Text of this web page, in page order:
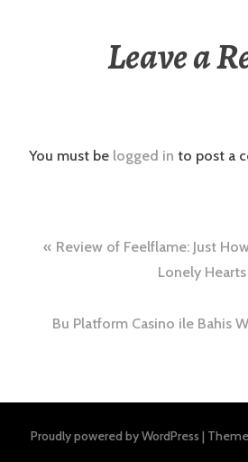
Leave a
You must be logged in to post a
Post
navigation
Review of Feelflame: Just
Lonely Hearts
Bu Platform Casino ile Bahis
Proudly powered by WordPress |